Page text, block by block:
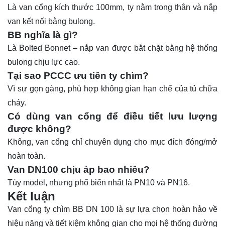
Là van cổng kích thước 100mm, ty nằm trong thân và nắp
van kết nối bằng bulong.
BB nghĩa là gì?
Là Bolted Bonnet – nắp van được bắt chặt bằng hệ thống
bulong chịu lực cao.
Tại sao PCCC ưu tiên ty chìm?
Vì sự gọn gàng, phù hợp không gian hạn chế của tủ chữa
cháy.
Có dùng van cổng để điều tiết lưu lượng
được không?
Không, van cổng chỉ chuyên dụng cho mục đích đóng/mở
hoàn toàn.
Van DN100 chịu áp bao nhiêu?
Tùy model, nhưng phổ biến nhất là PN10 và PN16.
Kết luận
Van cổng ty chìm BB DN 100 là sự lựa chọn hoàn hảo về
hiệu năng và tiết kiệm không gian cho mọi hệ thống đường